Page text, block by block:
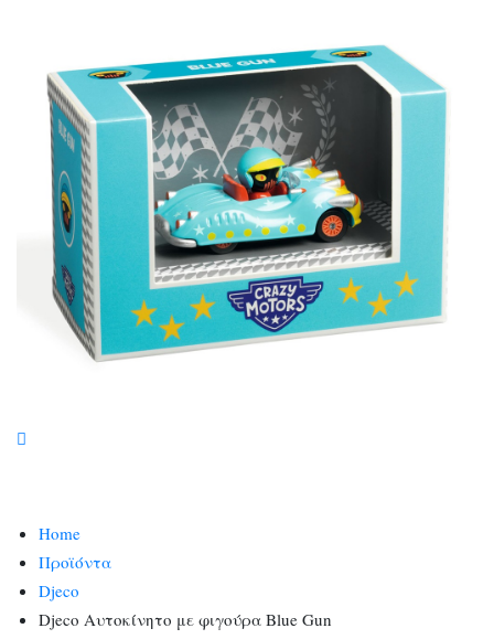
Home
Προϊόντα
Djeco
Djeco Αυτοκίνητο με φιγούρα Blue Gun